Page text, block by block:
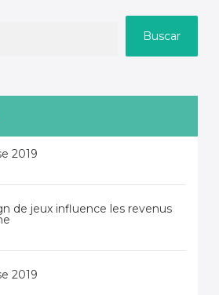
Buscar
2019
de jeux influence les revenus
2019